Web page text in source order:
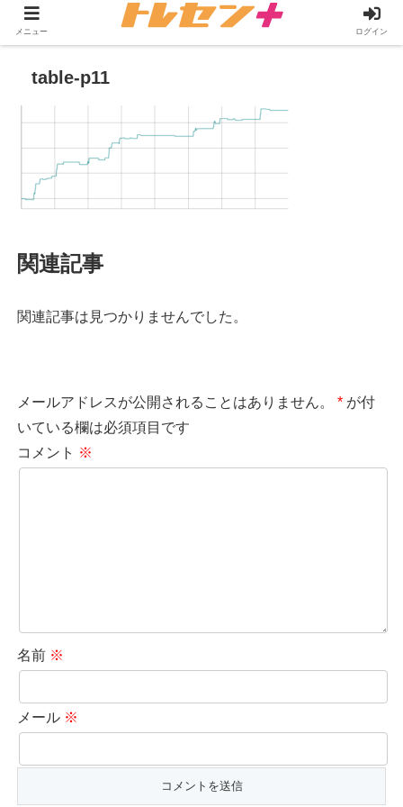
table-p11
関連記事
関連記事は見つかりませんでした。
メールアドレスが公開されることはありません。 * が付
いている欄は必須項目です
コメント ※
名前 ※
メール ※
メニュー ログイン